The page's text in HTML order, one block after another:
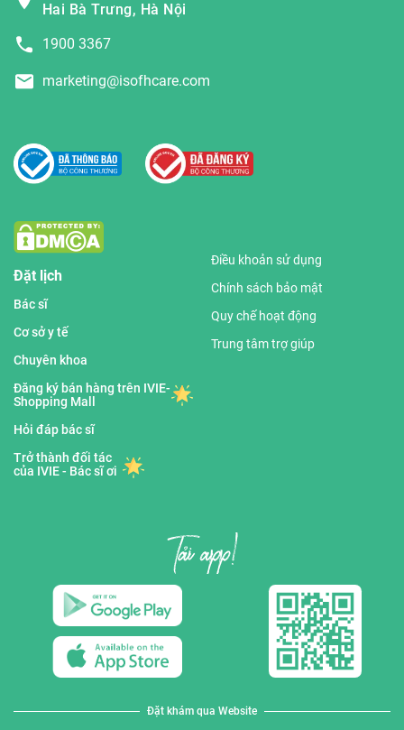
Hai Bà Trưng, Hà Nội
1900 3367
marketing@isofhcare.com
Đặt lịch
Bác sĩ
Cơ sở y tế
Chuyên khoa
Đăng ký bán hàng trên IVIE-
Shopping Mall
Hỏi đáp bác sĩ
Trở thành đối tác
của IVIE - Bác sĩ ơi
Điều khoản sử dụng
Chính sách bảo mật
Quy chế hoạt động
Trung tâm trợ giúp
Đặt khám qua Website